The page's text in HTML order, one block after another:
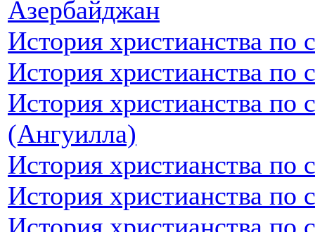
Азербайджан
История христианства по
История христианства
История христианства по
(Ангуилла)
История христианства по
История христианства